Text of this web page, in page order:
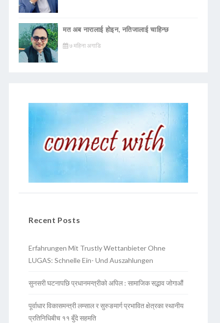
मत अब नारालाई होइन, नतिजालाई चाहिन्छ
७ महिना अगाडि
Recent Posts
Erfahrungen Mit Trustly Wettanbieter Ohne
LUGAS: Schnelle Ein- Und Auszahlungen
सुनसरी घटनापछि प्रधानमन्त्रीको अपिल : सामाजिक सद्भाव जोगाऔं
पूर्वाधार विकासमन्त्री लम्साल र सुरुङमार्ग प्रभावित क्षेत्रका स्थानीय
प्रतिनिधिबीच ११ बुँदे सहमति